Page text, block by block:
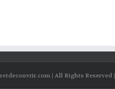
| All Rights Reserved |